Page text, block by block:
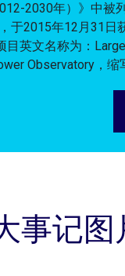
2030年）》中被
于2015年12月31日
目英文名称为：
Observatory，缩
事记图